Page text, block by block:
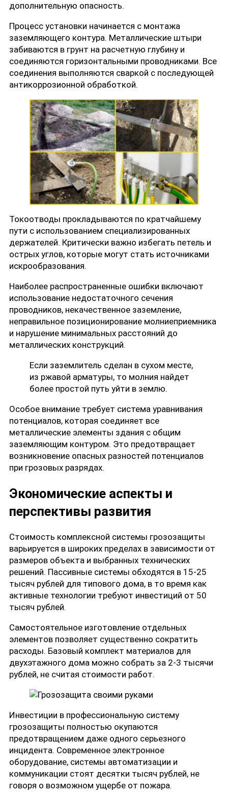
дополнительную опасность.
Процесс установки начинается с монтажа
заземляющего контура. Металлические штыри
забиваются в грунт на расчетную глубину и
соединяются горизонтальными проводниками. Все
соединения выполняются сваркой с последующей
антикоррозионной обработкой.
Токоотводы прокладываются по кратчайшему
пути с использованием специализированных
держателей. Критически важно избегать петель и
острых углов, которые могут стать источниками
искрообразования.
Наиболее распространенные ошибки включают
использование недостаточного сечения
проводников, некачественное заземление,
неправильное позиционирование молниеприемника
и нарушение минимальных расстояний до
металлических конструкций.
Если заземлитель сделан в сухом месте,
из ржавой арматуры, то молния найдет
более простой путь уйти в землю.
Особое внимание требует система уравнивания
потенциалов, которая соединяет все
металлические элементы здания с общим
заземляющим контуром. Это предотвращает
возникновение опасных разностей потенциалов
при грозовых разрядах.
Экономические аспекты и
перспективы развития
Стоимость комплексной системы грозозащиты
варьируется в широких пределах в зависимости от
размеров объекта и выбранных технических
решений. Пассивные системы обходятся в 15-25
тысяч рублей для типового дома, в то время как
активные технологии требуют инвестиций от 50
тысяч рублей.
Самостоятельное изготовление отдельных
элементов позволяет существенно сократить
расходы. Базовый комплект материалов для
двухэтажного дома можно собрать за 2-3 тысячи
рублей, не считая стоимости работ.
Инвестиции в профессиональную систему
грозозащиты полностью окупаются
предотвращением даже одного серьезного
инцидента. Современное электронное
оборудование, системы автоматизации и
коммуникации стоят десятки тысяч рублей, не
говоря о возможном ущербе от пожара.